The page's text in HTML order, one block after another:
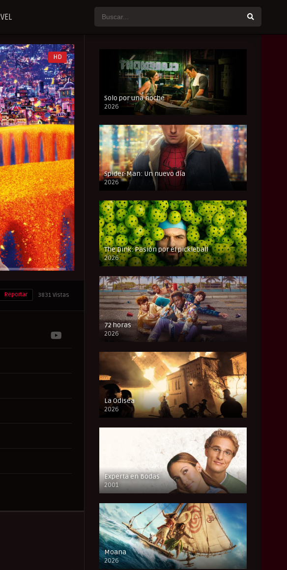
HD
3831 Vistas
Reportar
Solo por una noche
2026
CAM
Spider-Man: Un nuevo día
2026
CAM
The Dink: Pasión por el pickleball
2026
FULL HD
72 horas
2026
FULL HD
La Odisea
2026
CAM
Experta en Bodas
2001
FULL HD
Moana
2026
CAM